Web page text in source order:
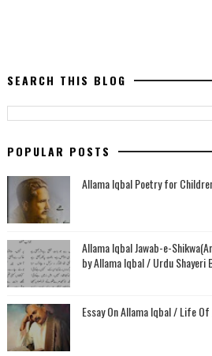
SEARCH THIS BLOG
POPULAR POSTS
Allama Iqbal Poetry for
Allama Iqbal Jawab-e-
by Allama Iqbal / Urdu Shayeri
Essay On Allama Iqbal / Life